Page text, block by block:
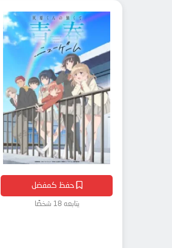
حفظ كمفضل
يتابعه 18 شخصًا